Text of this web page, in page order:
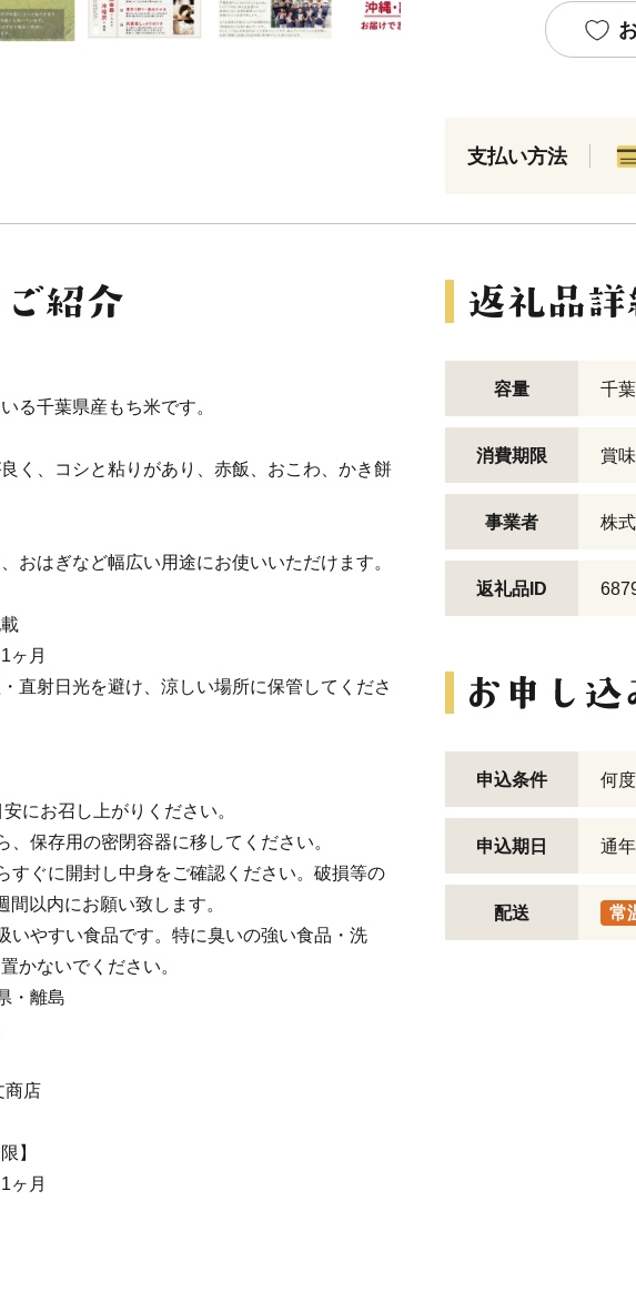
支払い方法
る千葉県産もち米です。
く、コシと粘りがあり、赤飯、おこわ、かき餅
おはぎなど幅広い用途にお使いいただけます。
ヶ月
直射日光を避け、涼しい場所に保管してくださ
にお召し上がりください。
、保存用の密閉容器に移してください。
すぐに開封し中身をご確認ください。破損等の
間以内にお願い致します。
いやすい食品です。特に臭いの強い食品・洗
かないでください。
・離島
商店
】
ヶ月
容量 千
消費期限 賞
事業者 株
返礼品ID
申込条件 何
申込期日 通
配送 常